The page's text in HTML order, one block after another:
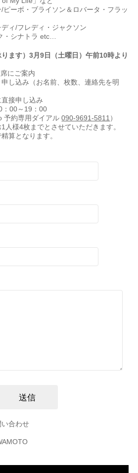
/ピーボ・ブライソン＆ロバータ・フラッ
ィ/フレディ・ジャクソン
・シナトラ etc…
ます）3月9日（土曜日）午前10時より
にご案内
し込み（お名前、枚数、連絡先を明
直接申し込み
00～19：00
予約専用ダイアル090-9691-5811）
様4枚までとさせていただきます。
算となります。
合わせ